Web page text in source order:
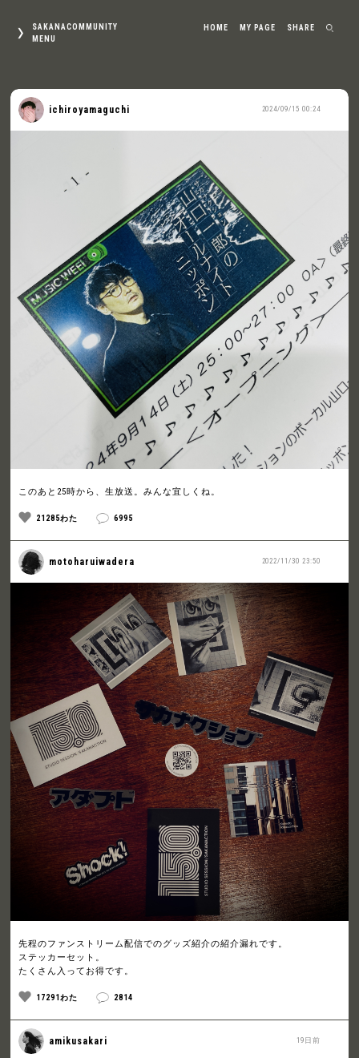
SAKANACOMMUNITY
MENU
HOME MY PAGE SHARE
2024/09/15 00:24
ichiroyamaguchi
このあと25時から、生放送。みんな宜しくね。
21285わた 6995
2022/11/30 23:50
motoharuiwadera
先程のファンストリーム配信でのグッズ紹介の紹介漏れです。
ステッカーセット。
たくさん入ってお得です。
17291わた 2814
19日前
amikusakari